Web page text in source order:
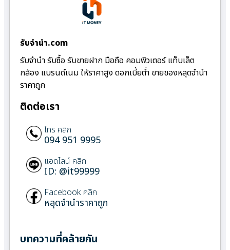
รับจํานํา.com
รับจำนำ รับซื้อ รับขายฝาก มือถือ คอมพิวเตอร์ แท็บเล็ต
กล้อง แบรนด์เนม ให้ราคาสูง ดอกเบี้ยต่ำ ขายของหลุดจำนำ
ราคาถูก
ติดต่อเรา
โทร คลิก
094 951 9995
แอดไลน์ คลิก
ID: @it99999
Facebook คลิก
หลุดจำนำราคาถูก
บทความที่คล้ายกัน